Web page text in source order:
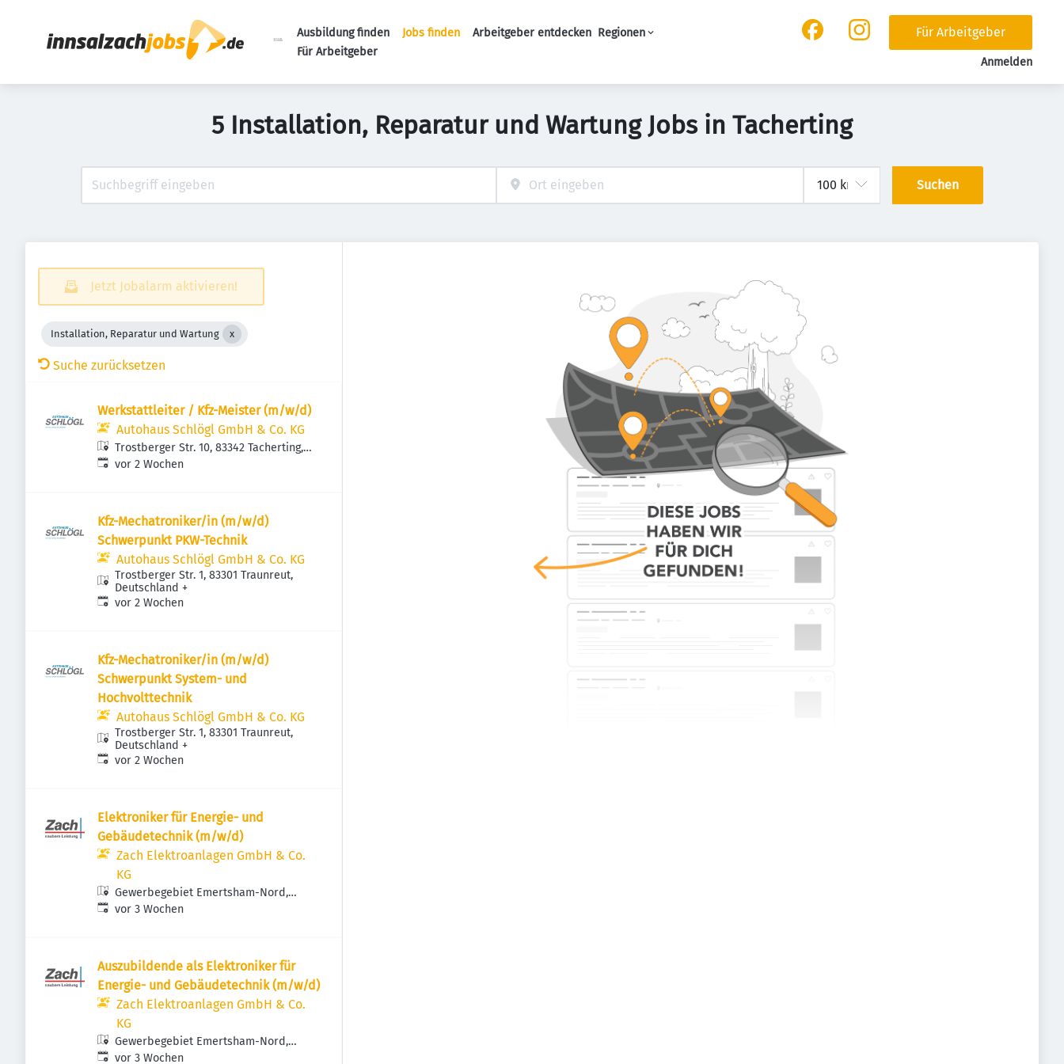
Ausbildung finden Jobs finden Arbeitgeber entdecken Regionen
Für Arbeitgeber
Für Arbeitgeber
Anmelden
5 Installation, Reparatur und Wartung Jobs in Tacherting
Suchen
Jetzt Jobalarm aktivieren!
Installation, Reparatur und Wartung
Suche zurücksetzen
Werkstattleiter / Kfz-Meister (m/w/d)
Autohaus Schlögl GmbH & Co. KG
Trostberger Str. 10, 83342 Tacherting,
Deutschland
Veröffentlicht:
vor 2 Wochen
Kfz-Mechatroniker/in (m/w/d)
Schwerpunkt PKW-Technik
Autohaus Schlögl GmbH & Co. KG
Trostberger Str. 1, 83301 Traunreut,
Deutschland +
Veröffentlicht:
vor 2 Wochen
Kfz-Mechatroniker/in (m/w/d)
Schwerpunkt System- und
Hochvolttechnik
Autohaus Schlögl GmbH & Co. KG
Trostberger Str. 1, 83301 Traunreut,
Deutschland +
Veröffentlicht:
vor 2 Wochen
Elektroniker für Energie- und
Gebäudetechnik (m/w/d)
Zach Elektroanlagen GmbH & Co.
KG
Gewerbegebiet Emertsham-Nord,
Kolpingweg 2, 83342 Tacherting,
Veröffentlicht:
vor 3 Wochen
Auszubildende als Elektroniker für
Energie- und Gebäudetechnik (m/w/d)
Zach Elektroanlagen GmbH & Co.
KG
Gewerbegebiet Emertsham-Nord,
Kolpingweg 2, 83342 Tacherting,
Veröffentlicht:
vor 3 Wochen